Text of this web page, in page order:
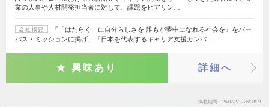
業の人事や人材開発担当者に対して、課題をヒアリン…
会社概要
『「はたらく」に自分らしさを 誰もが夢中になれる社会を』をパー
パス・ミッションに掲げ、『日本を代表するキャリア支援カンパ…
興味あり 詳細へ
掲載期間 26/07/27～26/08/09